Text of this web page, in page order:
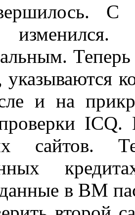
Теперь
указываются
и на
ICQ.
сайтов.
в ВМ